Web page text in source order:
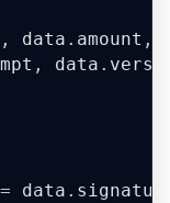
, data . amount ,
, data .
data .